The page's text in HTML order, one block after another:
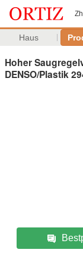
Haus
Hoher
DENSO/Plastik